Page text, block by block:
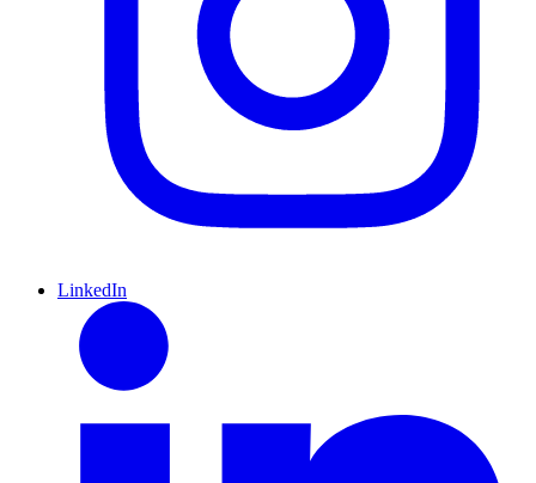
LinkedIn